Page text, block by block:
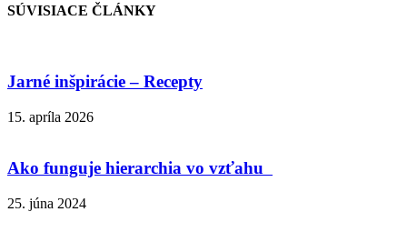
SÚVISIACE ČLÁNKY
Jarné inšpirácie – Recepty
15. apríla 2026
Ako funguje hierarchia vo vzťahu
25. júna 2024